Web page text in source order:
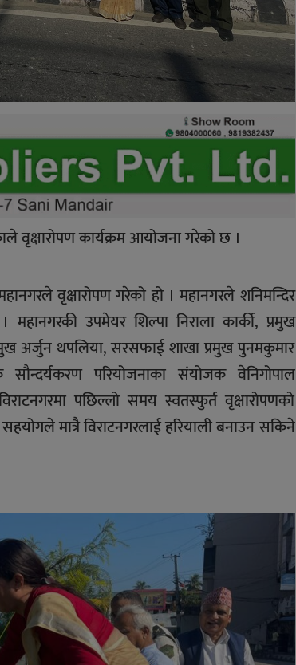
वृक्षारोपण कार्यक्रम आयोजना गरेको छ ।
वृक्षारोपण गरेको हो । महानगरले शनिमन्दिर
महानगरकी उपमेयर शिल्पा निराला कार्की, प्रमुख
अर्जुन थपलिया, सरसफाई शाखा प्रमुख पुनमकुमार
परियोजनाका संयोजक वेनिगोपाल
पछिल्लो समय स्वतस्फुर्त वृक्षारोपणको
मात्रै विराटनगरलाई हरियाली बनाउन सकिने